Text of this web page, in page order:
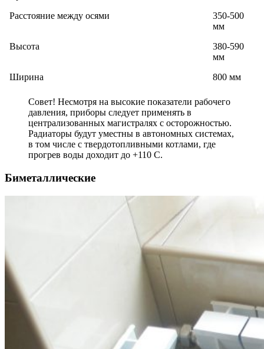
Расстояние между осями
350-500
мм
Высота
380-590
мм
Ширина
800 мм
Совет! Несмотря на высокие показатели рабочего
давления, приборы следует применять в
централизованных магистралях с осторожностью.
Радиаторы будут уместны в автономных системах,
в том числе с твердотопливными котлами, где
прогрев воды доходит до +110 С.
Биметаллические